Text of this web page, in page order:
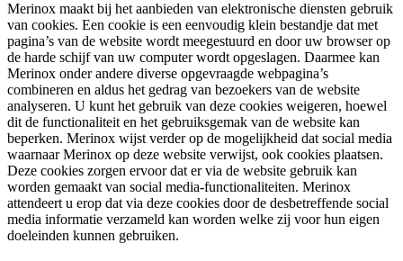
Merinox maakt bij het aanbieden van elektronische diensten gebruik
van cookies. Een cookie is een eenvoudig klein bestandje dat met
pagina’s van de website wordt meegestuurd en door uw browser op
de harde schijf van uw computer wordt opgeslagen. Daarmee kan
Merinox onder andere diverse opgevraagde webpagina’s
combineren en aldus het gedrag van bezoekers van de website
analyseren. U kunt het gebruik van deze cookies weigeren, hoewel
dit de functionaliteit en het gebruiksgemak van de website kan
beperken. Merinox wijst verder op de mogelijkheid dat social media
waarnaar Merinox op deze website verwijst, ook cookies plaatsen.
Deze cookies zorgen ervoor dat er via de website gebruik kan
worden gemaakt van social media-functionaliteiten. Merinox
attendeert u erop dat via deze cookies door de desbetreffende social
media informatie verzameld kan worden welke zij voor hun eigen
doeleinden kunnen gebruiken.